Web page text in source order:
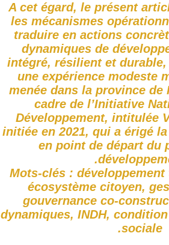
A cet égard, le présent
les mécanismes
traduire en actions
dynamiques de
intégré, résilient et durable,
une expérience modeste
menée dans la province de
cadre de l’Initiative
Développement, intitulée
initiée en 2021, qui a érigé
en point de départ du
Mots-clés :
écosystème citoyen,
gouvernance co-
dynamiques, INDH,
sociale.